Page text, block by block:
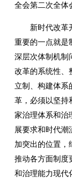
全会第二次全体
新时代改革
重要的一点就是
深层次体制机制
改革的系统性、
立制、构建体系
革，必须以坚持
家治理体系和治
展要求和时代潮
加突出的位置，
推动各方面制度
和治理能力现代